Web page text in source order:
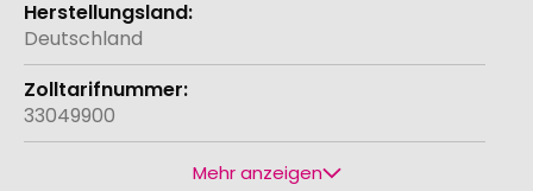
Deutschland
33049900
Mehr anzeigen